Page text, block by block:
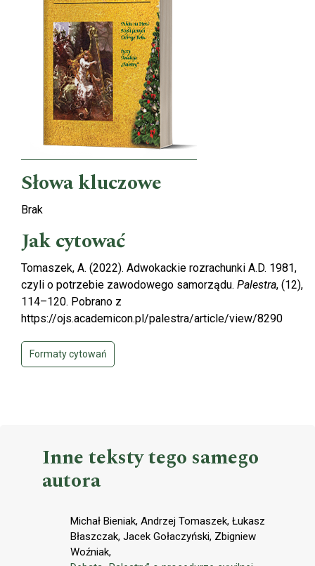
Słowa kluczowe
Brak
Jak cytować
Tomaszek, A. (2022). Adwokackie rozrachunki A.D. 1981,
czyli o potrzebie zawodowego samorządu. Palestra, (12),
114–120. Pobrano z
https://ojs.academicon.pl/palestra/article/view/8290
Formaty cytowań
Inne teksty tego samego
autora
Michał Bieniak, Andrzej Tomaszek, Łukasz
Błaszczak, Jacek Gołaczyński, Zbigniew
Woźniak,